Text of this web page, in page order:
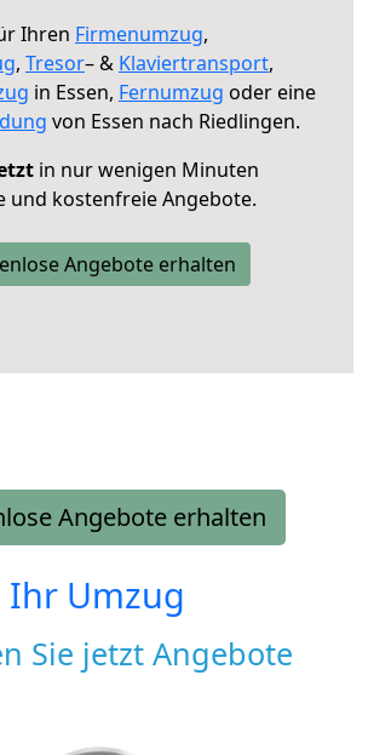
Ihren Firmenumzug,
, Tresor– & Klaviertransport,
in Essen, Fernumzug oder eine
von Essen nach Riedlingen.
in nur wenigen Minuten
und kostenfreie Angebote.
Angebote erhalten
Angebote erhalten
Ihr Umzug
Sie jetzt Angebote